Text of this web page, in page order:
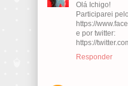
Olá Ichigo!
Participarei
https://
e por twitter:
https://
Responder